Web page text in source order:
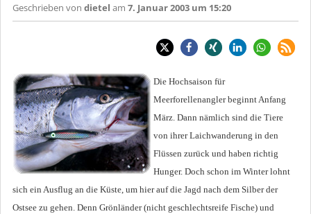
Geschrieben von dietel am 7. Januar 2003 um 15:20
Die Hochsaison für
Meerforellenangler beginnt Anfang
März. Dann nämlich sind die Tiere
von ihrer Laichwanderung in den
Flüssen zurück und haben richtig
Hunger. Doch schon im Winter lohnt
sich ein Ausflug an die Küste, um hier auf die Jagd nach dem Silber der
Ostsee zu gehen. Denn Grönländer (nicht geschlechtsreife Fische) und